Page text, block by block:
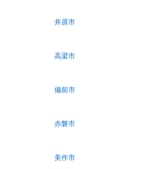
井原市
高梁市
備前市
赤磐市
美作市